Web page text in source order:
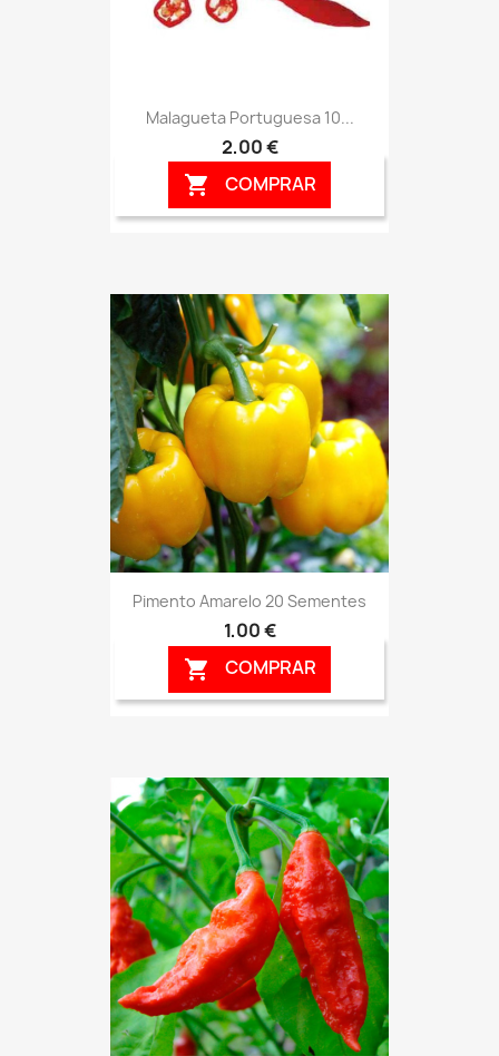
Malagueta Portuguesa 10...
2,00 €
 COMPRAR
Pimento Amarelo 20 Sementes
1,00 €
 COMPRAR